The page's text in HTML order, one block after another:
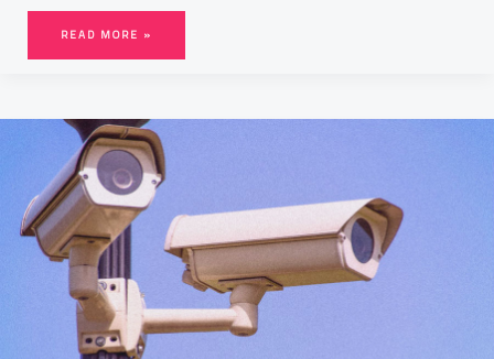
READ MORE »
FAUT-
IL
SURVEILLER
LES
CAMÉRAS
DE
SURVEILLANCE?